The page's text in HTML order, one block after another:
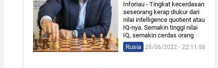
Inforiau - Tingkat kecerdasan
seseorang kerap diukur dari
nilai intelligence quotient atau
IQ-nya. Semakin tinggi nilai
IQ, semakin cerdas orang
Rusia
28/06/2022 ⋅ 22:11:56